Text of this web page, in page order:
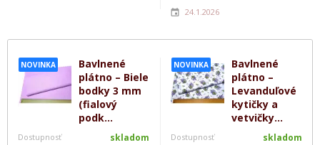
NOVINKA
Bavlnené
plátno – Biele
bodky 3 mm
(fialový
podk...
Dostupnosť skladom
NOVINKA
Bavlnené
plátno –
Levanduľové
kytičky a
vetvičky...
Dostupnosť skladom
24.1.2026